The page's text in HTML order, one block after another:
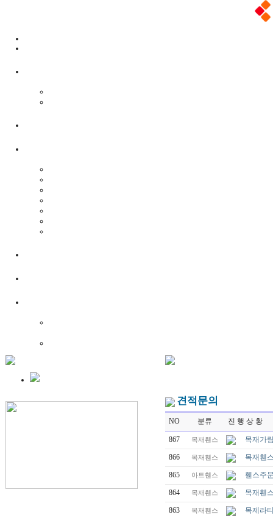
견적문의
NO 분류 진 행 상
867 목재휀스 목재가
866 목재휀스 목재휀
865 아트휀스 휀스주
864 목재휀스 목재휀
863 목재휀스 목제라